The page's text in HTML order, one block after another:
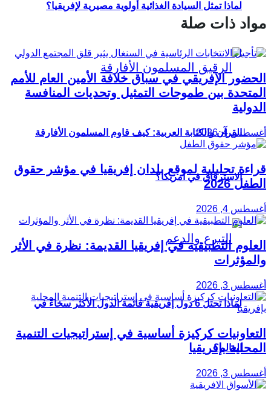
لماذا تمثل السيادة الغذائية أولوية مصيرية لإفريقيا؟
القرآن والكتابة العربية: كيف قاوم المسلمون الأفارقة
الاسترقاق في أمريكا؟
لماذا تحتل 6 دول إفريقية قائمة الدول الأكثر سخاءً في
العالم؟
مواد ذات صلة
الحضور الإفريقي في سباق خلافة الأمين العام للأمم
المتحدة بين طموحات التمثيل وتحديات المنافسة
الدولية
أغسطس 4, 2026
قراءة تحليلية لموقع بلدان إفريقيا في مؤشر حقوق
الطفل 2026
أغسطس 4, 2026
العلوم التطبيقية في إفريقيا القديمة: نظرة في الأثر
والمؤثرات
أغسطس 3, 2026
التعاونيات كركيزة أساسية في إستراتيجيات التنمية
المحلية بإفريقيا
أغسطس 3, 2026